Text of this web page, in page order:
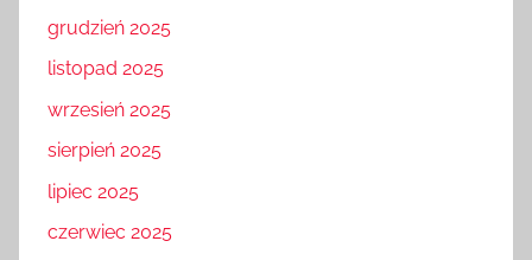
grudzień 2025
listopad 2025
wrzesień 2025
sierpień 2025
lipiec 2025
czerwiec 2025